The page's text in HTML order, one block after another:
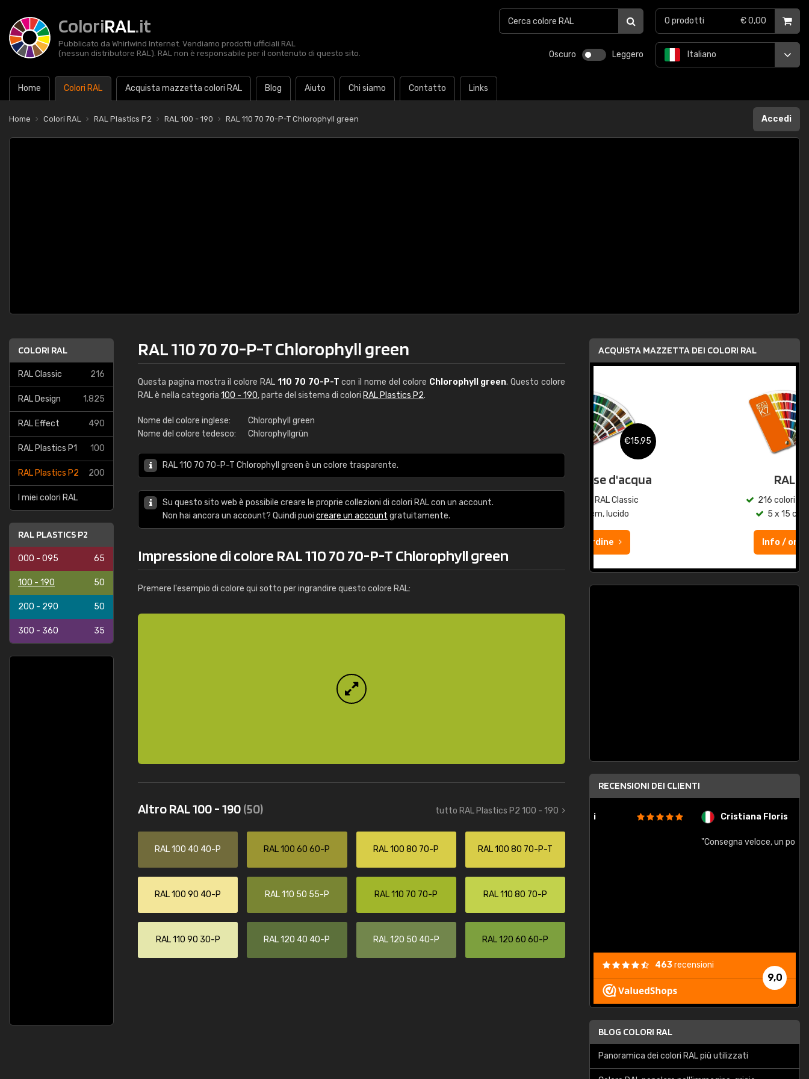
ColoriRAL.it
Pubblicato da Whirlwind Internet. Vendiamo prodotti ufficiali RAL
(nessun distributore RAL). RAL non è responsabile per il contenuto di questo sito.
Oscuro Leggero
Home Colori RAL Acquista mazzetta colori RAL Blog Aiuto Chi siamo Contatto Links
Italiano
0 prodotti € 0,00
Home Colori RAL RAL Plastics P2 RAL 100 - 190 RAL 110 70 70-P-T Chlorophyll green Accedi
COLORI RAL
RAL Classic 216
RAL Design 1.825
RAL Effect 490
RAL Plastics P1 100
RAL Plastics P2 200
I miei colori RAL
RAL PLASTICS P2
000 - 095 65
100 - 190 50
200 - 290 50
300 - 360 35
RAL 110 70 70-P-T Chlorophyll green
Questa pagina mostra il colore RAL 110 70 70-P-T con il nome del colore Chlorophyll green. Questo colore
RAL è nella categoria 100 - 190, parte del sistema di colori RAL Plastics P2.
Nome del colore inglese:
Chlorophyll green
Nome del colore tedesco:
Chlorophyllgrün
RAL 110 70 70-P-T Chlorophyll green è un colore trasparente.
Su questo sito web è possibile creare le proprie collezioni di colori RAL con un account.
Non hai ancora un account? Quindi puoi creare un account gratuitamente.
Impressione di colore RAL 110 70 70-P-T Chlorophyll green
Premere l'esempio di colore qui sotto per ingrandire questo colore RAL:
Altro RAL 100 - 190(50) tutto RAL Plastics P2 100 - 190
RAL 100 40 40-P RAL 100 60 60-P RAL 100 80 70-P RAL 100 80 70-P-T
RAL 100 90 40-P RAL 110 50 55-P RAL 110 70 70-P RAL 110 80 70-P
RAL 110 90 30-P RAL 120 40 40-P RAL 120 50 40-P RAL 120 60 60-P
ACQUISTA MAZZETTA DEI COLORI RAL
RAL K7 a base d'acqua
216 colori RAL Classic
RECENSIONI DEI CLIENTI
Caterina Maifredi Cristiana Floris
"Consegna veloce, un po piccole"
9,0
463recensioni
BLOG COLORI RAL
Panoramica dei colori RAL più utilizzati